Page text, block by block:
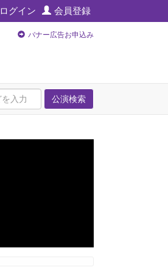
ログイン 会員登録
バナー広告お申込み
公演検索